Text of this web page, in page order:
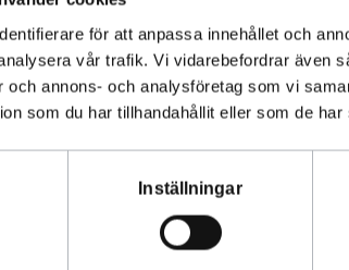
för att anpassa innehållet och
vår trafik. Vi vidarebefordrar även
och annons- och analysföretag som vi
som du har tillhandahållit eller som de
Inställningar
är kända för sin exceptionella
snabb och pålitlig leverans, och vår
vi dig.
fordonstillbehör sedan 1993.